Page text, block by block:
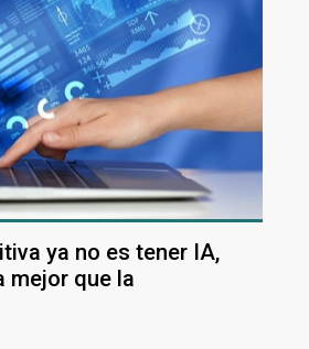
ya no es tener IA,
mejor que la